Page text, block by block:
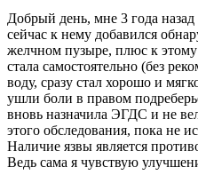
Добрый день, мне 3 года
сейчас к нему добавился
желчном пузыре, плюс к
стала самостоятельно (без
воду, сразу стал хорошо и
ушли боли в правом
вновь назначила ЭГДС и не
этого обследования, пока не
Наличие язвы является
Ведь сама я чувствую